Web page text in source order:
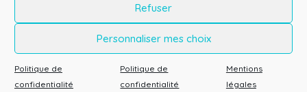
Refuser
Personnaliser mes choix
Politique de
confidentialité
Politique de
confidentialité
Mentions
légales